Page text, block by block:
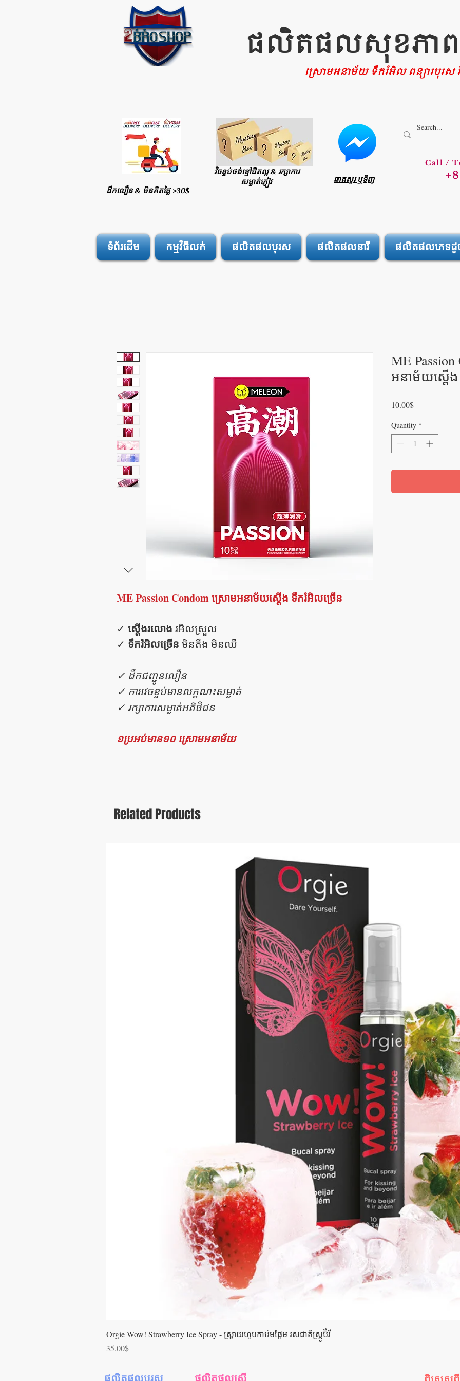
ផលិតផលសុខភាពផ្
ស្រោមអនាម័យ ទឹករំអិល ពន្យារបុរស
ដឹកលឿន & មិនគិតថ្លៃ >30$
វិចខ្ចប់ថង់ខ្មៅជិតល្អ & រក្សាការ
សម្ងាត់ភ្ញៀវ
ឆាតសួរ ឬទិញ
Call /
ទំព័រដើម កម្មវិធីលក់ ផលិតផលបុរស ផលិតផលនារី ផលិតផលភេទដូច
ME Passion Condom ស្រោមអនាម័យស្តើង ទឹករំអិលច្រើន
✓ ស្តើងរលោង រអិលស្រួល
✓ ទឹករំអិលច្រើន មិនតឹង មិនឈឺ
✓ ដឹកជញ្ជូនលឿន
✓ ការវេចខ្ចប់មានលក្ខណះសម្ងាត់
✓ រក្សាការសម្ងាត់អតិថិជន
១ប្រអប់មាន១០ ស្រោមអនាម័យ
ME
អនាម័យស្តើ
10.00$Price
Quantity *
Related Products
Quick View
Orgie Wow! Strawberry Ice Spray - ស្រ្ពាយហូបការ៉េមផ្អែម រសជាតិស្ត្រូប៊ឺ​រី
Price
35.00$